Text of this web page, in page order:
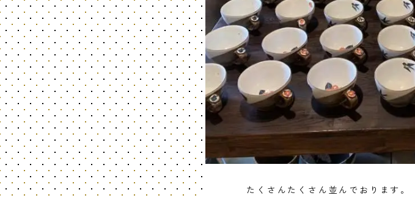
たくさんたくさん並んでおります。